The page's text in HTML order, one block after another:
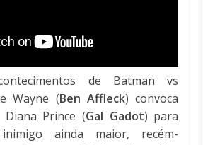
de Batman vs
Wayne (Ben Affleck) convoca
Prince (Gal Gadot) para
ainda maior, recém-